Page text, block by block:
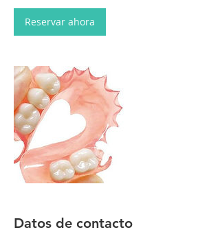
m
i
n
Reservar ahora
Datos de contacto